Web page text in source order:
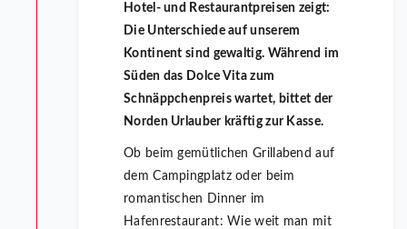
Hotel- und Restaurantpreisen zeigt:
Die Unterschiede auf unserem
Kontinent sind gewaltig. Während im
Süden das Dolce Vita zum
Schnäppchenpreis wartet, bittet der
Norden Urlauber kräftig zur Kasse.
Ob beim gemütlichen Grillabend auf
dem Campingplatz oder beim
romantischen Dinner im
Hafenrestaurant: Wie weit man mit